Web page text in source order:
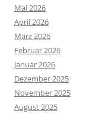
Mai 2026
April 2026
März 2026
Februar 2026
Januar 2026
Dezember 2025
November 2025
August 2025